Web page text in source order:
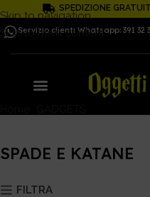
Skip to navigation
Skip to main content
SPEDIZIONE
Servizio clienti Whatsapp: 391 32
SPADE E KATANE
FILTRA